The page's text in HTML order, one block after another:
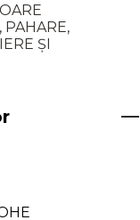
PAHARE,
ȘI
DE GUNOI
DE
PENTRU